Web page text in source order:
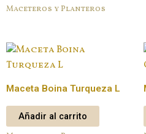
Maceteros y Planteros
Maceta Boina Turqueza L
Añadir al carrito